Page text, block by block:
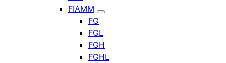
FIAMM
FG
FGL
FGH
FGHL